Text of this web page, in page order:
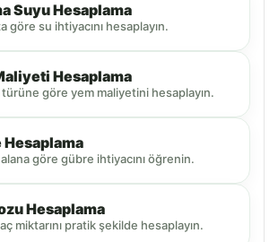
Suyu Hesaplama
göre su ihtiyacını hesaplayın.
Hesaplama
türüne göre yem maliyetini hesaplayın.
Hesaplama
göre gübre ihtiyacını öğrenin.
Hesaplama
miktarını pratik şekilde hesaplayın.